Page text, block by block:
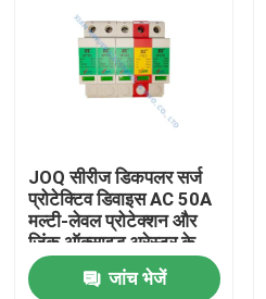
JOQ सीरीज डिकपलर सर्ज
प्रोटेक्टिव डिवाइस AC 50A
मल्टी-लेवल प्रोटेक्शन और
जिंक ऑक्साइड अरेस्टर के
साथ 35mm रेल इंस्टॉलेशन
के लिए
जांच भेजें